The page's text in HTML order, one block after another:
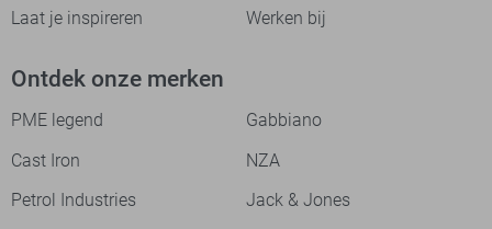
Laat je inspireren Werken bij
Ontdek onze merken
PME legend
Gabbiano
Cast Iron
NZA
Petrol Industries
Jack & Jones